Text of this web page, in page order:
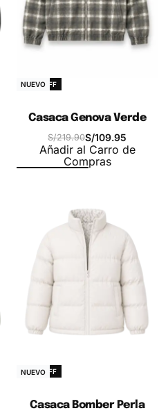
-50% OFF
NUEVO
Casaca Genova Verde
S/219.90S/109.95
Añadir al Carro de
Compras
-50% OFF
NUEVO
Casaca Bomber Perla